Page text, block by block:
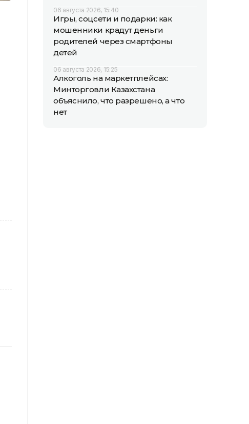
06 августа 2026, 15:40
Игры, соцсети и подарки: как
мошенники крадут деньги
родителей через смартфоны
детей
06 августа 2026, 15:25
Алкоголь на маркетплейсах:
Минторговли Казахстана
объяснило, что разрешено, а что
нет